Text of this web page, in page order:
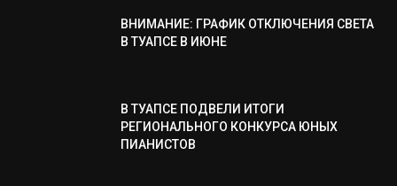
ВНИМАНИЕ: ГРАФИК ОТКЛЮЧЕНИЯ СВЕТА
В ТУАПСЕ В ИЮНЕ
В ТУАПСЕ ПОДВЕЛИ ИТОГИ
РЕГИОНАЛЬНОГО КОНКУРСА ЮНЫХ
ПИАНИСТОВ